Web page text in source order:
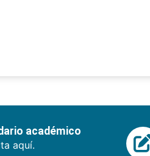
académico
aquí.